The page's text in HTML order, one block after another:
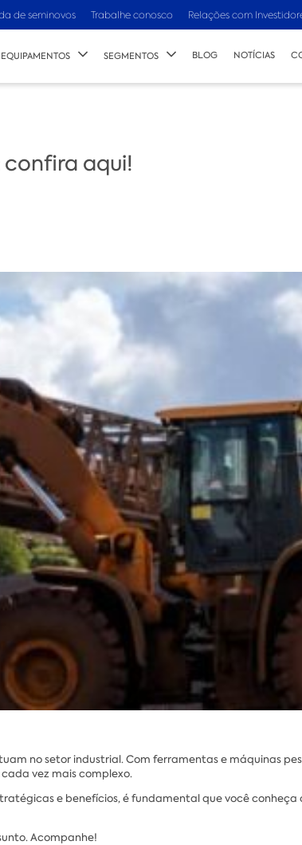
de seminovos Trabalhe conosco Relações com
EQUIPAMENTOS SEGMENTOS BLOG NOTÍCIAS
aqui!
no setor industrial. Com ferramentas e máquinas
vez mais complexo.
e benefícios, é fundamental que você conheça
Acompanhe!